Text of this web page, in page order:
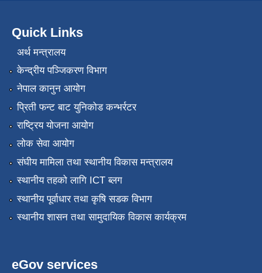
Quick Links
अर्थ मन्त्रालय
केन्द्रीय पञ्जिकरण विभाग
नेपाल कानुन आयोग
प्रिती फन्ट बाट युनिकोड कन्भर्रटर
राष्ट्रिय योजना आयोग
लोक सेवा आयोग
संघीय मामिला तथा स्थानीय विकास मन्त्रालय
स्थानीय तहको लागि ICT ब्लग
स्थानीय पूर्वाधार तथा कृषि सडक विभाग
स्थानीय शासन तथा सामुदायिक विकास कार्यक्रम
eGov services